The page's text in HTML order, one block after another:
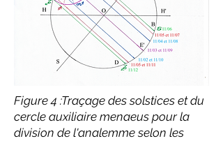
Figure 4 :Traçage des solstices et du
cercle auxiliaire menaeus pour la
division de l'analemme selon les